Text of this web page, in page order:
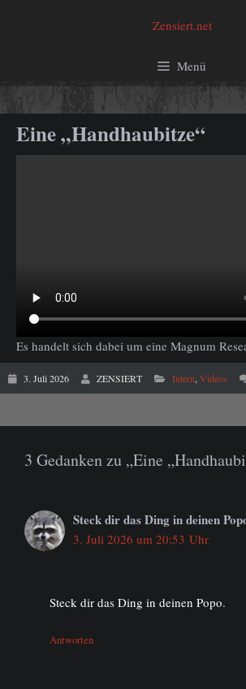
Zensiert.net
Menü
Eine „Handhaubitze“
Es handelt sich dabei um eine Magnum
3. Juli 2026 ZENSIERT Intern Videos
3 Gedanken zu „Eine
Steck dir das Ding in deinen
3. Juli 2026 um 20:53 Uhr
Steck dir das Ding in deinen Popo.
Antworten